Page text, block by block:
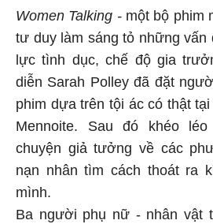
Women Talking - một bộ phim
tư duy làm sáng tỏ những
lực tình dục, chế độ gia
diễn Sarah Polley đã đặt
phim dựa trên tội ác có thật
Mennoite. Sau đó khéo
chuyện giả tưởng về các
nạn nhân tìm cách thoát ra
mình.
Ba người phụ nữ - nhân vật